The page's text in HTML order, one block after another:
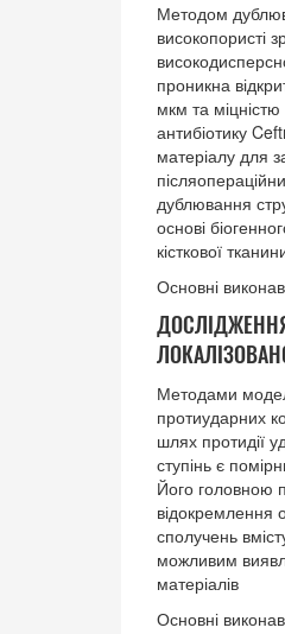
Методом
високопористі
проникна
мкм та
антибіотику
матеріалу для
дублювання
основі
кісткової
Основні
Методами
протиударних
шлях протидії
ступінь є
Його головною
відокремлення
сполучень
можливим
матеріалів
Основні